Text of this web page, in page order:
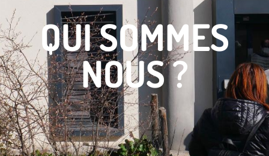
QUI SOMMES
NOUS ?